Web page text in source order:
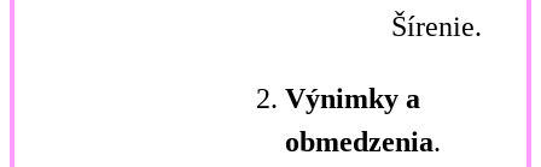
Šírenie.
Výnimky a
obmedzenia.